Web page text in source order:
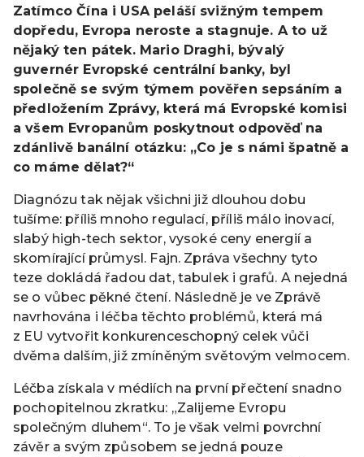
Zatímco Čína i USA peláší svižným tempem
dopředu, Evropa neroste a stagnuje. A to už
nějaký ten pátek. Mario Draghi, bývalý
guvernér Evropské centrální banky, byl
společně se svým týmem pověřen sepsáním a
předložením Zprávy, která má Evropské komisi
a všem Evropanům poskytnout odpověď na
zdánlivě banální otázku: „Co je s námi špatně a
co máme dělat?“
Diagnózu tak nějak všichni již dlouhou dobu
tušíme: příliš mnoho regulací, příliš málo inovací,
slabý high-tech sektor, vysoké ceny energií a
skomírající průmysl. Fajn. Zpráva všechny tyto
teze dokládá řadou dat, tabulek i grafů. A nejedná
se o vůbec pěkné čtení. Následně je ve Zprávě
navrhována i léčba těchto problémů, která má
z EU vytvořit konkurenceschopný celek vůči
dvěma dalším, již zmíněným světovým velmocem.
Léčba získala v médiích na první přečtení snadno
pochopitelnou zkratku: „Zalijeme Evropu
společným dluhem“. To je však velmi povrchní
závěr a svým způsobem se jedná pouze